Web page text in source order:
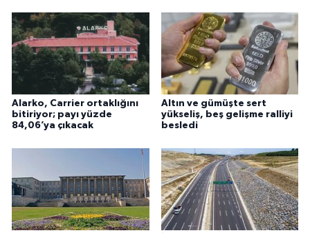
Alarko, Carrier ortaklığını
bitiriyor; payı yüzde
84,06’ya çıkacak
Altın ve gümüşte sert
yükseliş, beş gelişme ralliyi
besledi